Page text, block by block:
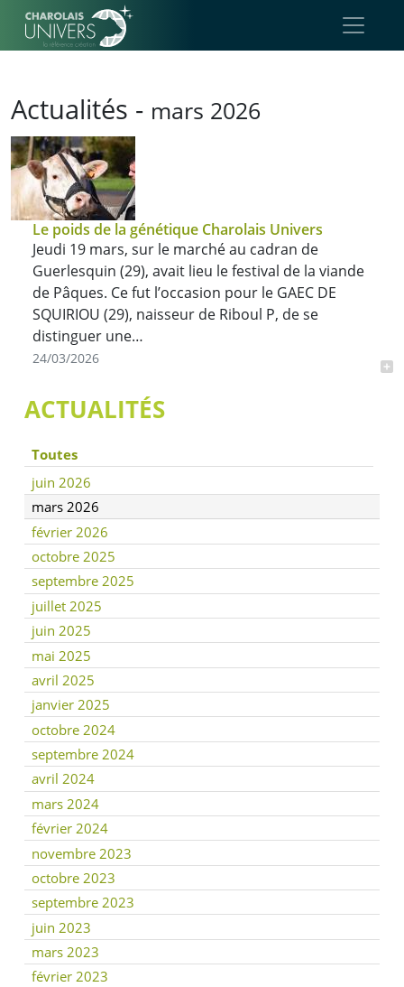
Aller au contenu principal
Actualités - mars 2026
Le poids de la génétique Charolais Univers
Jeudi 19 mars, sur le marché au cadran de
Guerlesquin (29), avait lieu le festival de la viande
de Pâques. Ce fut l’occasion pour le GAEC DE
SQUIRIOU (29), naisseur de Riboul P, de se
distinguer une…
24/03/2026
ACTUALITÉS
Toutes
juin 2026
mars 2026
février 2026
octobre 2025
septembre 2025
juillet 2025
juin 2025
mai 2025
avril 2025
janvier 2025
octobre 2024
septembre 2024
avril 2024
mars 2024
février 2024
novembre 2023
octobre 2023
septembre 2023
juin 2023
mars 2023
février 2023